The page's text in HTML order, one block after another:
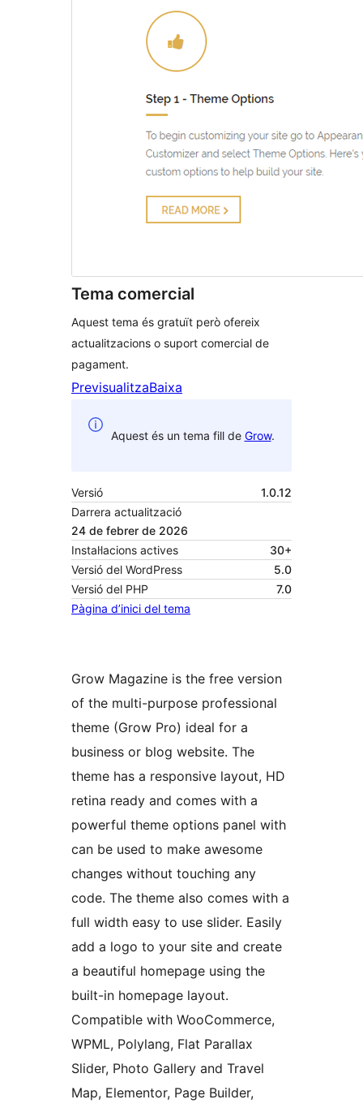
Tema comercial
Aquest tema és gratuït però ofereix
actualitzacions o suport comercial de
pagament.
PrevisualitzaBaixa
Aquest és un tema fill de Grow.
Versió
1.0.12
Darrera actualització
24 de febrer de 2026
Instal·lacions actives
30+
Versió del WordPress
5.0
Versió del PHP
7.0
Pàgina d’inici del tema
Grow Magazine is the free version
of the multi-purpose professional
theme (Grow Pro) ideal for a
business or blog website. The
theme has a responsive layout, HD
retina ready and comes with a
powerful theme options panel with
can be used to make awesome
changes without touching any
code. The theme also comes with a
full width easy to use slider. Easily
add a logo to your site and create
a beautiful homepage using the
built-in homepage layout.
Compatible with WooCommerce,
WPML, Polylang, Flat Parallax
Slider, Photo Gallery and Travel
Map, Elementor, Page Builder,